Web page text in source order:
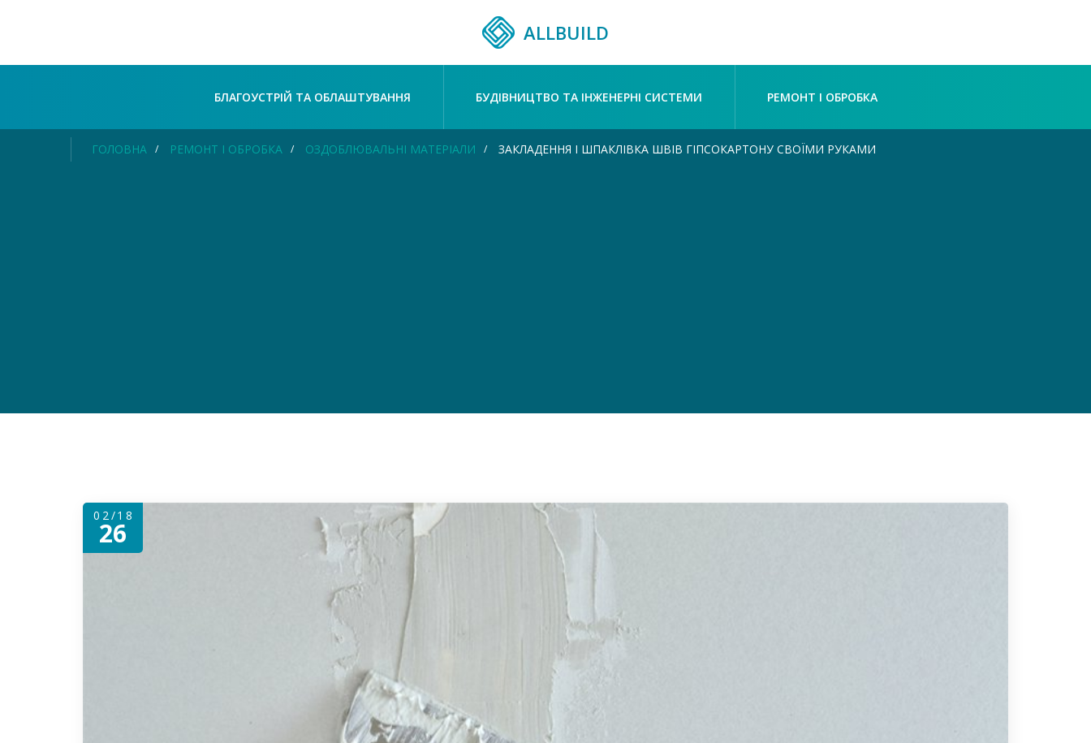
ALLBUILD
БЛАГОУСТРІЙ ТА ОБЛАШТУВАННЯ БУДІВНИЦТВО ТА ІНЖЕНЕРНІ СИСТЕМИ РЕМОНТ І ОБРОБКА
ГОЛОВНА РЕМОНТ І ОБРОБКА ОЗДОБЛЮВАЛЬНІ МАТЕРІАЛИ ЗАКЛАДЕННЯ І ШПАКЛІВКА ШВІВ ГІПСОКАРТОНУ СВОЇМИ РУКАМИ
02/18
26